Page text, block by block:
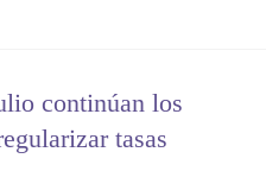
continúan los
tasas